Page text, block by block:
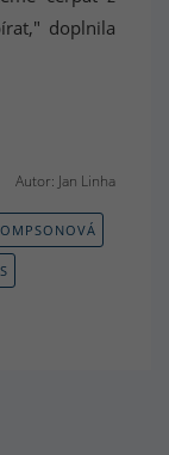
doplnila
Autor: Jan Linha